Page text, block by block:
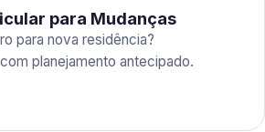
para Mudanças
para nova residência?
planejamento antecipado.